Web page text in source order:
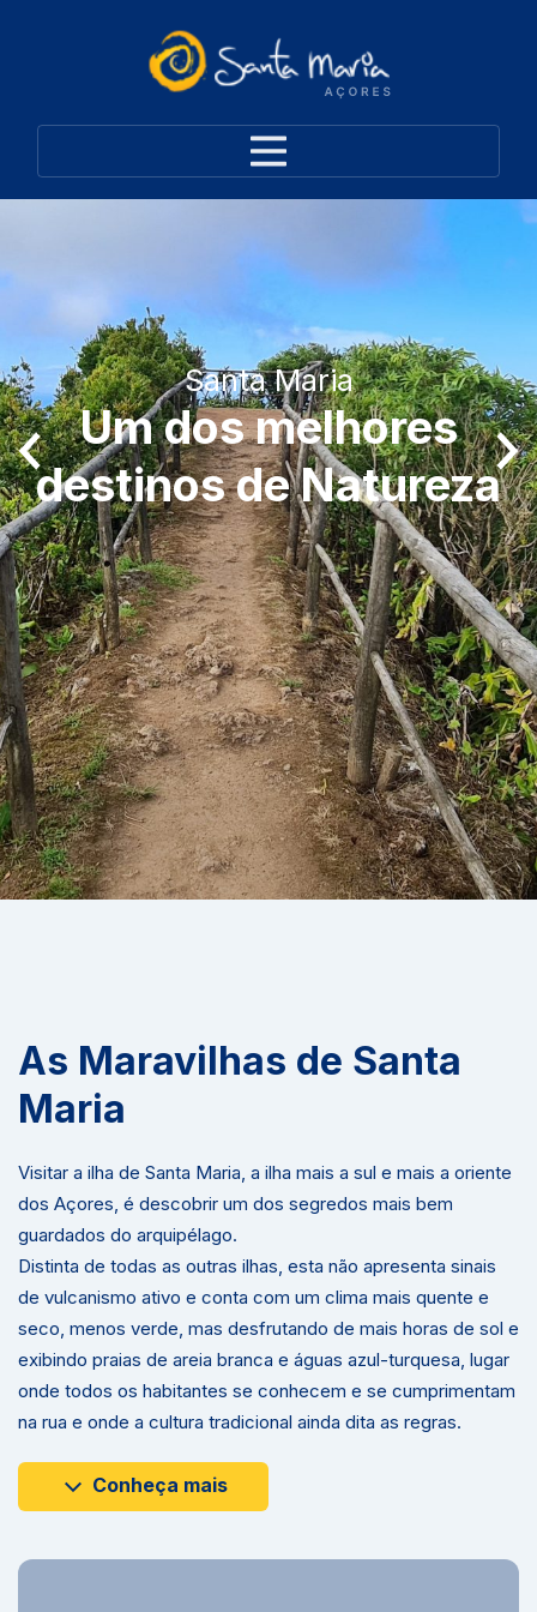
Santa Maria
Um dos melhores
destinos de Natureza
As Maravilhas de Santa
Maria
Visitar a ilha de Santa Maria, a ilha mais a sul e mais a oriente
dos Açores, é descobrir um dos segredos mais bem
guardados do arquipélago.
Distinta de todas as outras ilhas, esta não apresenta sinais
de vulcanismo ativo e conta com um clima mais quente e
seco, menos verde, mas desfrutando de mais horas de sol e
exibindo praias de areia branca e águas azul-turquesa, lugar
onde todos os habitantes se conhecem e se cumprimentam
na rua e onde a cultura tradicional ainda dita as regras.
Conheça mais